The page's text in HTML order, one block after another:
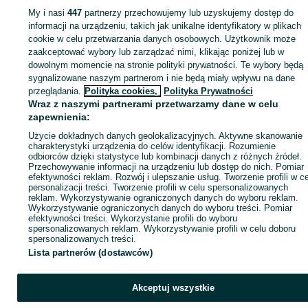
Zaloguj się lub załóż konto na OLX, aby skontaktować się z
sprzedającym
Zaloguj się / Załóż konto
My i nasi447 partnerzy przechowujemy lub uzyskujemy dostęp do
informacji na urządzeniu, takich jak unikalne identyfikatory w plikach
cookie w celu przetwarzania danych osobowych. Użytkownik może
zaakceptować wybory lub zarządzać nimi, klikając poniżej lub w
dowolnym momencie na stronie polityki prywatności. Te wybory będą
sygnalizowane naszym partnerom i nie będą miały wpływu na dane
przeglądania. Polityka cookies, Polityka Prywatności
Wraz z naszymi partnerami przetwarzamy dane w celu
zapewnienia:
Użycie dokładnych danych geolokalizacyjnych. Aktywne skanowanie
charakterystyki urządzenia do celów identyfikacji. Rozumienie
odbiorców dzięki statystyce lub kombinacji danych z różnych źródeł.
Przechowywanie informacji na urządzeniu lub dostęp do nich. Pomiar
efektywności reklam. Rozwój i ulepszanie usług. Tworzenie profili w
personalizacji treści. Tworzenie profili w celu spersonalizowanych
reklam. Wykorzystywanie ograniczonych danych do wyboru reklam.
Wykorzystywanie ograniczonych danych do wyboru treści. Pomiar
efektywności treści. Wykorzystanie profili do wyboru
spersonalizowanych reklam. Wykorzystywanie profili w celu doboru
spersonalizowanych treści.
Lista partnerów (dostawców)
Akceptuj wszystkie